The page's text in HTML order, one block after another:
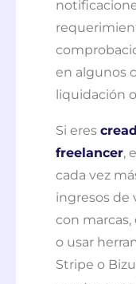
en algunos
liquidación
Si eres
freelancer,
cada vez
ingresos de
con
o usar
Stripe o